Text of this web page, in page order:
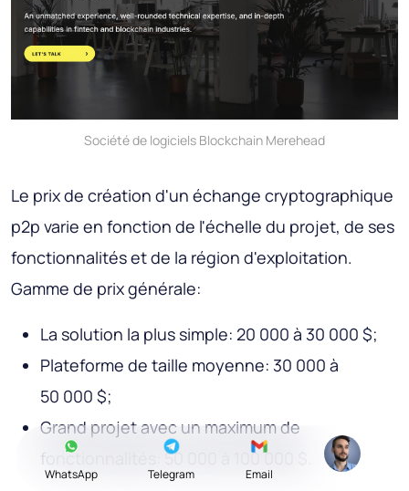
Société de logiciels Blockchain Merehead
Le prix de création d'un échange cryptographique
p2p varie en fonction de l'échelle du projet, de ses
fonctionnalités et de la région d'exploitation.
Gamme de prix générale:
La solution la plus simple: 20 000 à 30 000 $;
Plateforme de taille moyenne: 30 000 à
50 000 $;
Grand projet avec un maximum de
fonctionnalités: 50 000 à 100 000 $.
WhatsApp Telegram Email